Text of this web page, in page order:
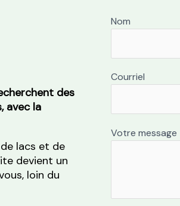
des
avec la
lacs et de
devient un
loin du
Nom
Courriel
Votre message